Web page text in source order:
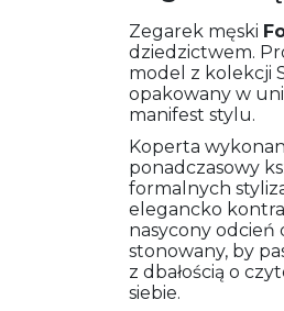
Zegarek męski
dziedzictwem.
model z kolekcji
opakowany w
manifest stylu.
Koperta
ponadczasowy
formalnych
elegancko
nasycony odcień
stonowany, by
z dbałością o
siebie.